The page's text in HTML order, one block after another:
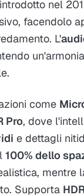
introdotto nel
facendolo
L'
come
Pro, dove
e dettagli
100% dello
mentre
Supporta